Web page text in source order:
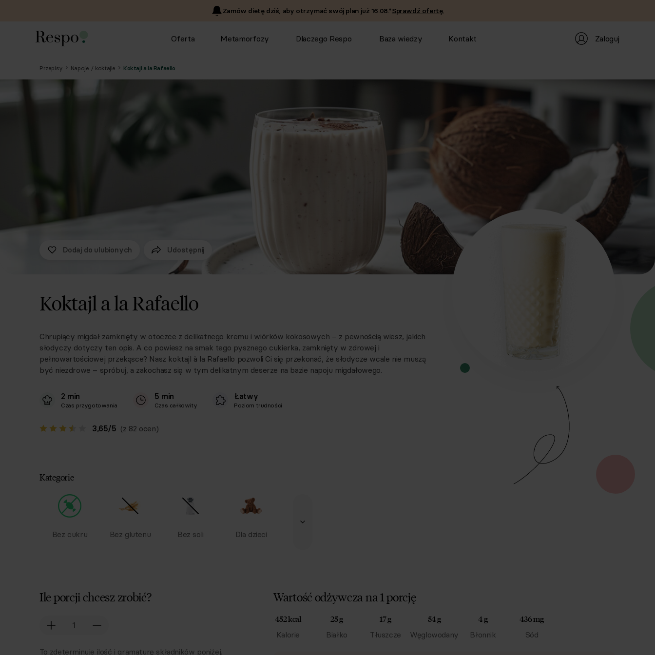
Zamów dietę dziś, aby otrzymać swój plan już 16.08.*Sprawdź ofertę.
Oferta Metamorfozy Dlaczego Respo Baza wiedzy Kontakt Zaloguj
Przepisy Napoje / koktajle Koktajl a la Rafaello
Dodaj do ulubionych Udostępnij
Koktajl a la Rafaello
Chrupiący migdał zamknięty w otoczce z delikatnego kremu i wiórków kokosowych – z pewnością wiesz, jakich
słodyczy dotyczy ten opis. A co powiesz na smak tego pysznego cukierka, zamknięty w zdrowej i
pełnowartościowej przekąsce? Nasz koktajl à la Rafaello pozwoli Ci się przekonać, że słodycze wcale nie muszą
być niezdrowe – spróbuj, a zakochasz się w tym delikatnym deserze na bazie napoju migdałowego.
2 min
Czas przygotowania
5 min
Czas całkowity
Łatwy
Poziom trudności
3,65/5 (z 82 ocen)
Kategorie
Bez cukru Bez glutenu Bez soli Dla dzieci
Ile porcji chcesz zrobić?
To zdeterminuje ilość i gramaturę składników poniżej.
Wartość odżywcza na 1 porcję
452 kcal
Kalorie
25 g
Białko
17 g
Tłuszcze
54 g
Węglowodany
4 g
Błonnik
436 mg
Sód